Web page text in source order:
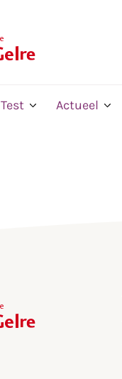
Test Actueel